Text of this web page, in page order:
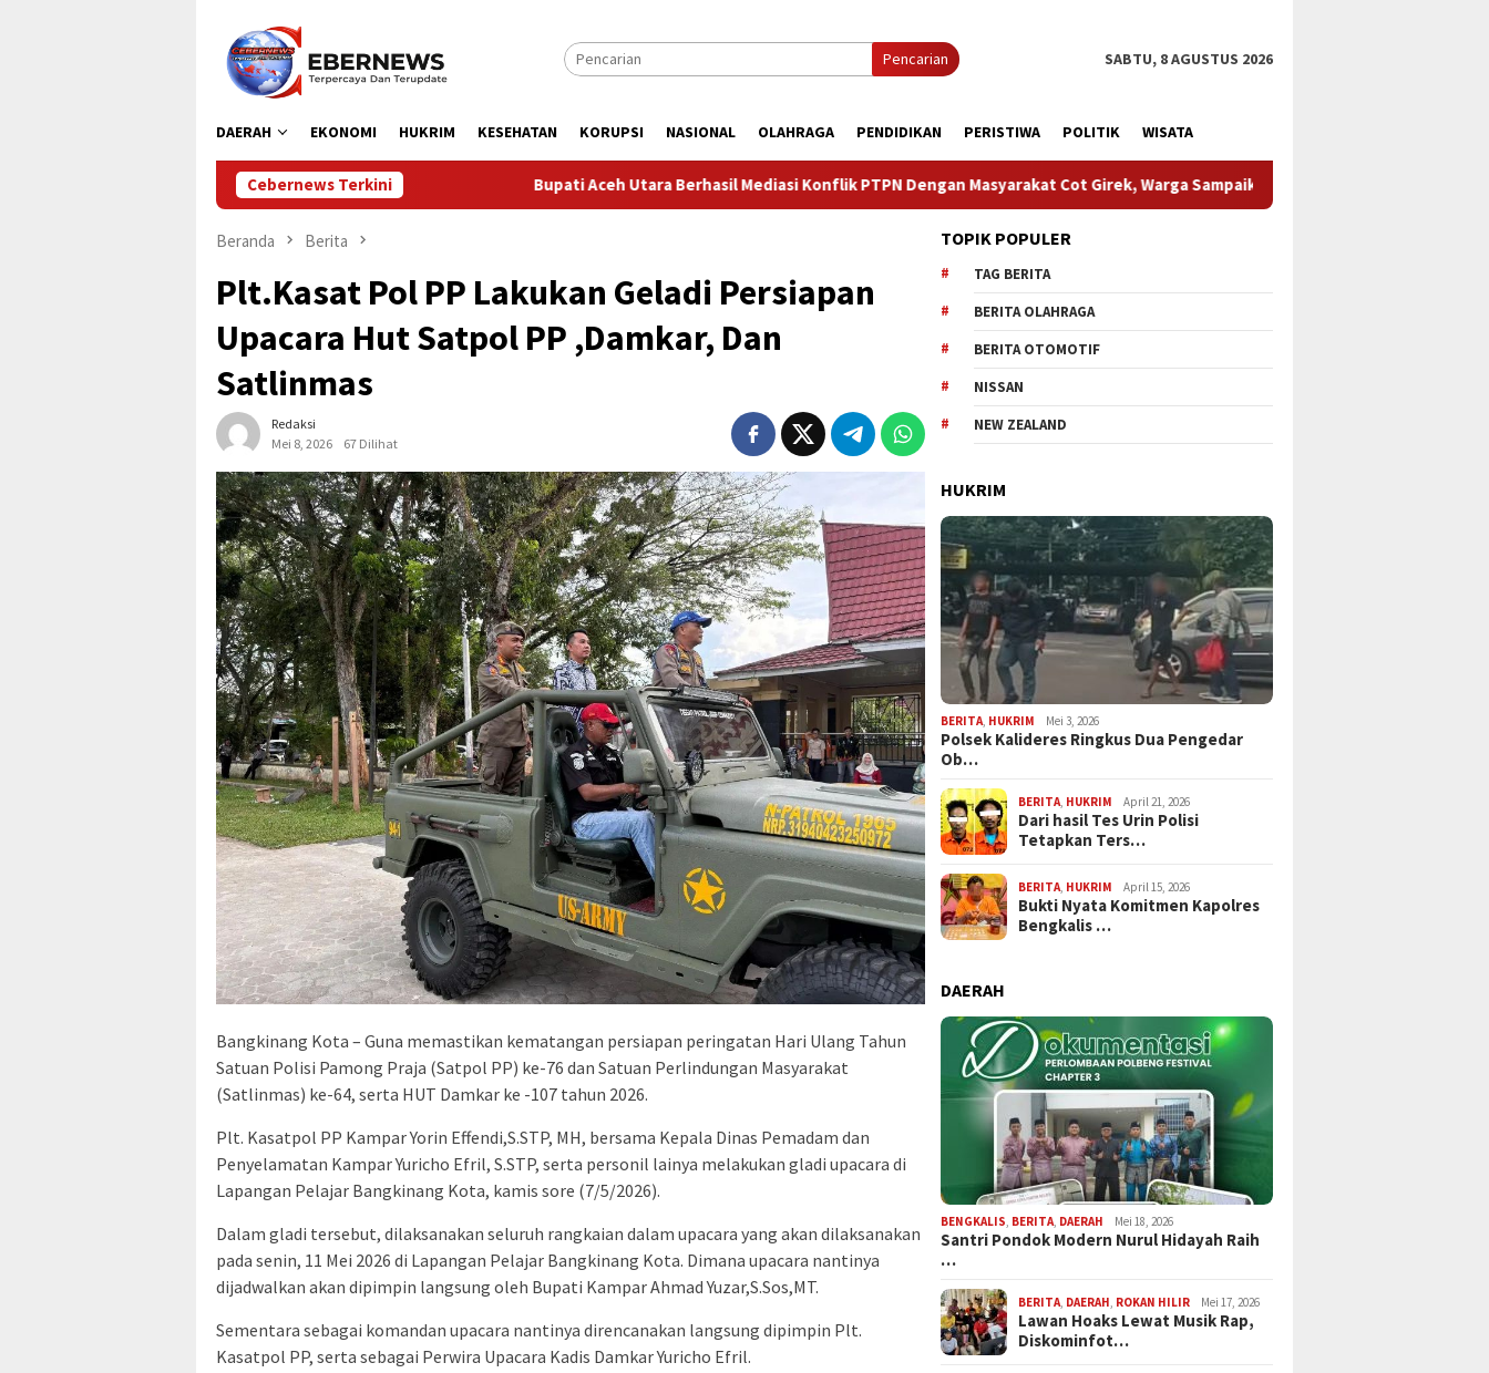
konten
Pencarian SABTU, 8 AGUSTUS 2026
DAERAH EKONOMI HUKRIM KESEHATAN KORUPSI NASIONAL OLAHRAGA PENDIDIKAN PERISTIWA POLITIK WISATA
Cebernews TerkiniBupati Aceh Utara Berhasil Mediasi Konflik PTPN Dengan Masyarakat Cot Girek, Warga Sampaikan Apresiasi HUT Ke-1 Kodam XIX Tuanku
Beranda Berita
Plt.Kasat Pol PP Lakukan Geladi Persiapan
Upacara Hut Satpol PP ,Damkar, Dan
Satlinmas
Redaksi
Mei 8, 2026
67 Dilihat
Bangkinang Kota – Guna memastikan kematangan persiapan peringatan Hari Ulang Tahun
Satuan Polisi Pamong Praja (Satpol PP) ke-76 dan Satuan Perlindungan Masyarakat
(Satlinmas) ke-64, serta HUT Damkar ke -107 tahun 2026.
Plt. Kasatpol PP Kampar Yorin Effendi,S.STP, MH, bersama Kepala Dinas Pemadam dan
Penyelamatan Kampar Yuricho Efril, S.STP, serta personil lainya melakukan gladi upacara di
Lapangan Pelajar Bangkinang Kota, kamis sore (7/5/2026).
Dalam gladi tersebut, dilaksanakan seluruh rangkaian dalam upacara yang akan dilaksanakan
pada senin, 11 Mei 2026 di Lapangan Pelajar Bangkinang Kota. Dimana upacara nantinya
dijadwalkan akan dipimpin langsung oleh Bupati Kampar Ahmad Yuzar,S.Sos,MT.
Sementara sebagai komandan upacara nantinya direncanakan langsung dipimpin Plt.
Kasatpol PP, serta sebagai Perwira Upacara Kadis Damkar Yuricho Efril.
TOPIK POPULER
TAG BERITA
BERITA OLAHRAGA
BERITA OTOMOTIF
NISSAN
NEW ZEALAND
HUKRIM
BERITA HUKRIM Mei 3, 2026
Polsek Kalideres Ringkus Dua Pengedar
Ob…
BERITA HUKRIM April 21, 2026
Dari hasil Tes Urin Polisi
Tetapkan Ters…
BERITA HUKRIM April 15, 2026
Bukti Nyata Komitmen Kapolres
Bengkalis …
DAERAH
BENGKALIS BERITA DAERAH Mei 18, 2026
Santri Pondok Modern Nurul Hidayah Raih
…
BERITA DAERAH ROKAN HILIR Mei 17, 2026
Lawan Hoaks Lewat Musik Rap,
Diskominfot…